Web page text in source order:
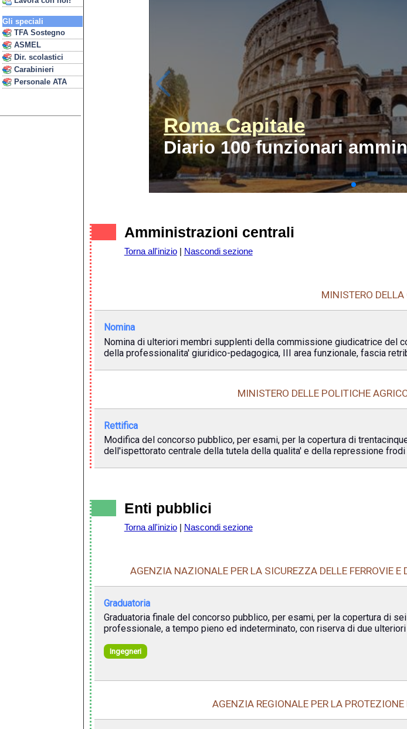
Gli speciali
TFA Sostegno
ASMEL
Dir. scolastici
Carabinieri
Personale ATA
Roma Capitale
Diario 100 funzionari
Amministrazioni centrali
Torna all'inizio| Nascondi sezione
MINISTERO
Nomina
Nomina di ulteriori membri supplenti della commissione giudicatrice del
della professionalita' giuridico-pedagogica, III area funzionale, fascia
MINISTERO DELLE POLITICHE
Rettifica
Modifica del concorso pubblico, per esami, per la copertura di
dell'ispettorato centrale della tutela della qualita' e della repressione
Enti pubblici
Torna all'inizio| Nascondi sezione
AGENZIA NAZIONALE PER LA SICUREZZA DELLE FERROVIE
Graduatoria
Graduatoria finale del concorso pubblico, per esami, per la copertura di
professionale, a tempo pieno ed indeterminato, con riserva di due
Ingegneri
AGENZIA REGIONALE PER LA